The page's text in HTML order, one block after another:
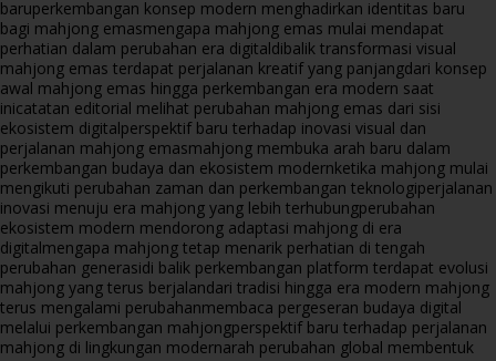
baruperkembangan konsep modern menghadirkan identitas baru
bagi mahjong emasmengapa mahjong emas mulai mendapat
perhatian dalam perubahan era digitaldibalik transformasi visual
mahjong emas terdapat perjalanan kreatif yang panjangdari konsep
awal mahjong emas hingga perkembangan era modern saat
inicatatan editorial melihat perubahan mahjong emas dari sisi
ekosistem digitalperspektif baru terhadap inovasi visual dan
perjalanan mahjong emasmahjong membuka arah baru dalam
perkembangan budaya dan ekosistem modernketika mahjong mulai
mengikuti perubahan zaman dan perkembangan teknologiperjalanan
inovasi menuju era mahjong yang lebih terhubungperubahan
ekosistem modern mendorong adaptasi mahjong di era
digitalmengapa mahjong tetap menarik perhatian di tengah
perubahan generasidi balik perkembangan platform terdapat evolusi
mahjong yang terus berjalandari tradisi hingga era modern mahjong
terus mengalami perubahanmembaca pergeseran budaya digital
melalui perkembangan mahjongperspektif baru terhadap perjalanan
mahjong di lingkungan modernarah perubahan global membentuk